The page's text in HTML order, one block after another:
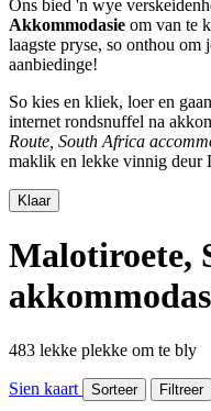
Ons bied 'n wye
Akkommodasie om van te
laagste pryse, so onthou om
aanbiedinge!
So kies en kliek, loer en
internet rondsnuffel na
Route, South Africa
maklik en lekke vinnig deur
Klaar
Malotiroete,
483 lekke plekke om te bly
Sien kaart Sorteer Filtreer